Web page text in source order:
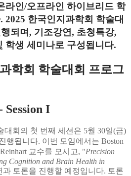
라인/오프라인 하이브리드 학
2025 한국인지과학회 학술대
되며, 기조강연, 초청특강,
학생 세미나로 구성됩니다.
학회 학술대회 프로그
Session I
대회의 첫 번째 세션은 5월 30일(금)
행됩니다. 이번 모임에서는 Boston
교수를 모시고, "Precision
Cognition and Brain Health in
토론을 진행할 예정입니다. 토론